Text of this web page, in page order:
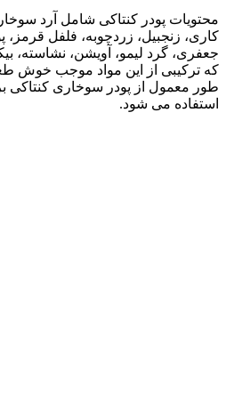
محتویات پودر کنتاکی شامل آرد
کاری، زنجبیل، زردچوبه، فلفل قرمز،
جعفری، گرد لیمو، آویشن، نشاسته،
که ترکیبی از این مواد موجب خوش
طور معمول از پودر سوخاری کنتاکی
استفاده می شود.